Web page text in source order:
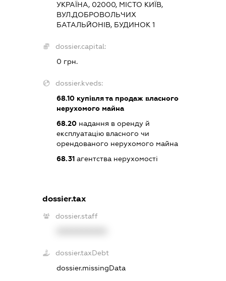
УКРАЇНА, 02000, МІСТО КИЇВ,
ВУЛ.ДОБРОВОЛЬЧИХ
БАТАЛЬЙОНІВ, БУДИНОК 1
dossier.capital:
0 грн.
dossier.kveds:
68.10 купівля та продаж власного
нерухомого майна
68.20 надання в оренду й
експлуатацію власного чи
орендованого нерухомого майна
68.31 агентства нерухомості
dossier.tax
dossier.staff
dossier.taxDebt
dossier.missingData